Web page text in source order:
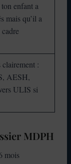
enfant a
mais qu’il a
:
AESH,
ULIS si
MDPH
mois